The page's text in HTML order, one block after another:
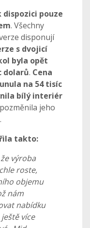
dispozici pouze
. Všechny
disponují
s dvojicí
byla opět
dolarů. Cena
na 54 tisíc
bílý interiér
jeho
takto:
výroba
roste,
objemu
nám
nabídku
více